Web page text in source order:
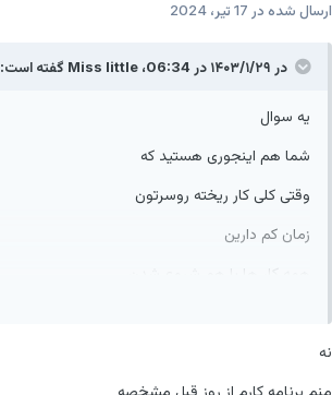
ارسال شده در 17 تیر، 2024
در ۱۴۰۳/۱/۲۹ در 06:34، Miss little گفته است:
یه سوال
شما هم اینجوری هستید که
وقتی کلی کار ریخته روسرتون
زمان کم دارین
نه
منم برنامه کارم از روز قبل مشخصه